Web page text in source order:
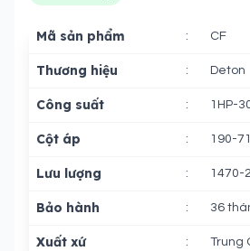
Mã sản phẩm : CF
Thương hiệu : Deton
Công suất : 1HP-
Cột áp : 190-
Lưu lượng : 1470-
Bảo hành : 36
Xuất xứ : Trung